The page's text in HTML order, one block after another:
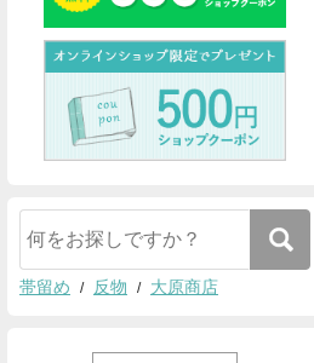
帯留め 反物 大原商店